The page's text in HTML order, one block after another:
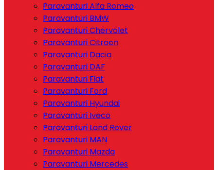
Paravanturi Alfa Romeo
Paravanturi BMW
Paravanturi Chervolet
Paravanturi Citroen
Paravanturi Dacia
Paravanturi DAF
Paravanturi Fiat
Paravanturi Ford
Paravanturi Hyundai
Paravanturi Iveco
Paravanturi Land Rover
Paravanturi MAN
Paravanturi Mazda
Paravanturi Mercedes